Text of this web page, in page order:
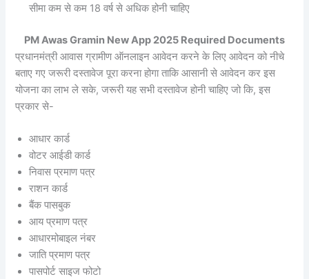
सीमा कम से कम 18 वर्ष से अधिक होनी चाहिए
PM Awas Gramin New App 2025 Required Documents
प्रधानमंत्री आवास ग्रामीण ऑनलाइन आवेदन करने के लिए आवेदन को नीचे
बताए गए जरूरी दस्तावेज पूरा करना होगा ताकि आसानी से आवेदन कर इस
योजना का लाभ ले सके, जरूरी यह सभी दस्तावेज होनी चाहिए जो कि, इस
प्रकार से-
आधार कार्ड
वोटर आईडी कार्ड
निवास प्रमाण पत्र
राशन कार्ड
बैंक पासबुक
आय प्रमाण पत्र
आधारमोबाइल नंबर
जाति प्रमाण पत्र
पासपोर्ट साइज फोटो